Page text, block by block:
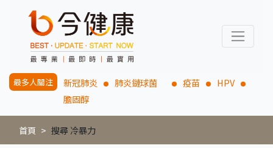
最多人關注 新冠肺炎 肺炎鏈球菌 疫苗
HPV
膽固醇
首頁 搜尋 冷暴力